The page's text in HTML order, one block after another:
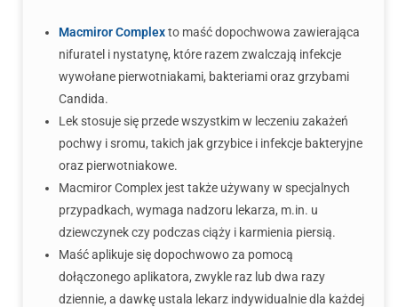
Macmiror Complexto maść dopochwowa zawierająca
nifuratel i nystatynę, które razem zwalczają infekcje
wywołane pierwotniakami, bakteriami oraz grzybami
Candida.
Lek stosuje się przede wszystkim w leczeniu zakażeń
pochwy i sromu, takich jak grzybice i infekcje bakteryjne
oraz pierwotniakowe.
Macmiror Complex jest także używany w specjalnych
przypadkach, wymaga nadzoru lekarza, m.in. u
dziewczynek czy podczas ciąży i karmienia piersią.
Maść aplikuje się dopochwowo za pomocą
dołączonego aplikatora, zwykle raz lub dwa razy
dziennie, a dawkę ustala lekarz indywidualnie dla każdej